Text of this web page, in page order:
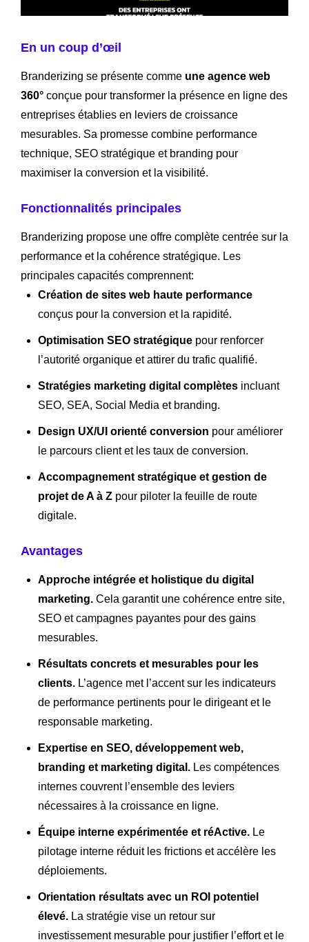
En un coup d’œil
Branderizing se présente comme une agence web
360° conçue pour transformer la présence en ligne des
entreprises établies en leviers de croissance
mesurables. Sa promesse combine performance
technique, SEO stratégique et branding pour
maximiser la conversion et la visibilité.
Fonctionnalités principales
Branderizing propose une offre complète centrée sur la
performance et la cohérence stratégique. Les
principales capacités comprennent:
Création de sites web haute performance
conçus pour la conversion et la rapidité.
Optimisation SEO stratégique pour renforcer
l’autorité organique et attirer du trafic qualifié.
Stratégies marketing digital complètes incluant
SEO, SEA, Social Media et branding.
Design UX/UI orienté conversion pour améliorer
le parcours client et les taux de conversion.
Accompagnement stratégique et gestion de
projet de A à Z pour piloter la feuille de route
digitale.
Avantages
Approche intégrée et holistique du digital
marketing. Cela garantit une cohérence entre site,
SEO et campagnes payantes pour des gains
mesurables.
Résultats concrets et mesurables pour les
clients. L’agence met l’accent sur les indicateurs
de performance pertinents pour le dirigeant et le
responsable marketing.
Expertise en SEO, développement web,
branding et marketing digital. Les compétences
internes couvrent l’ensemble des leviers
nécessaires à la croissance en ligne.
Équipe interne expérimentée et réActive. Le
pilotage interne réduit les frictions et accélère les
déploiements.
Orientation résultats avec un ROI potentiel
élevé. La stratégie vise un retour sur
investissement mesurable pour justifier l’effort et le